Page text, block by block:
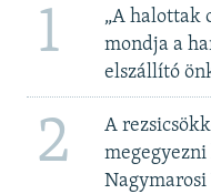
1
„A halottak
mondja a
elszállító
2
A
megegyezni
Nagymarosi